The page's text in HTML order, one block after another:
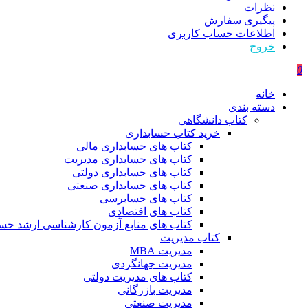
نظرات
پیگیری سفارش
اطلاعات حساب كاربری
خروج
0
خانه
دسته بندی
کتاب دانشگاهی
خرید کتاب حسابداری
کتاب های حسابداری مالی
کتاب های حسابداری مدیریت
کتاب های حسابداری دولتی
کتاب های حسابداری صنعتی
کتاب های حسابرسی
کتاب های اقتصادی
کتاب های منابع آزمون کارشناسی ارشد
کتاب مدیریت
مدیریت MBA
مدیریت جهانگردی
کتاب های مدیریت دولتی
مدیریت بازرگانی
مدیریت صنعتی